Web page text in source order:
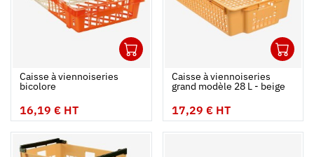
Ajouter au panier
Fermer
Caisse à viennoiseries
bicolore
16,19 € HT
Caisse à viennoiseries
grand modèle 28 L - beige
17,29 € HT